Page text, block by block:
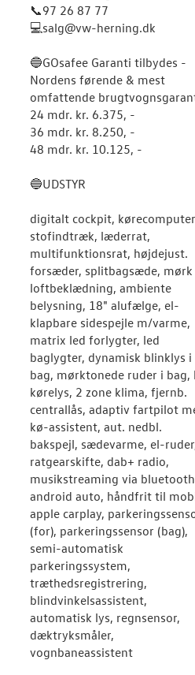
️📞97 26 87 77
💻salg@vw-herning.dk
🔵️GOsafee Garanti tilbydes -
Nordens førende & mest
omfattende
24 mdr. kr. 6.375, -
36 mdr. kr. 8.250, -
48 mdr. kr. 10.125, -
🔵UDSTYR
digitalt cockpit,
stofindtræk, læderrat,
multifunktionsrat, højdejust.
forsæder, splitbagsæde, mørk
loftbeklædning, ambiente
belysning, 18" alufælge, el-
klapbare sidespejle m/varme,
matrix led forlygter, led
baglygter, dynamisk blinklys i
bag, mørktonede ruder i bag,
kørelys, 2 zone klima, fjernb.
centrallås, adaptiv fartpilot
kø-assistent, aut. nedbl.
bakspejl, sædevarme, el-
ratgearskifte, dab+ radio,
musikstreaming via
android auto, håndfrit til
apple carplay,
(for), parkeringssensor (bag),
semi-automatisk
parkeringssystem,
træthedsregistrering,
blindvinkelsassistent,
automatisk lys, regnsensor,
dæktryksmåler,
vognbaneassistent